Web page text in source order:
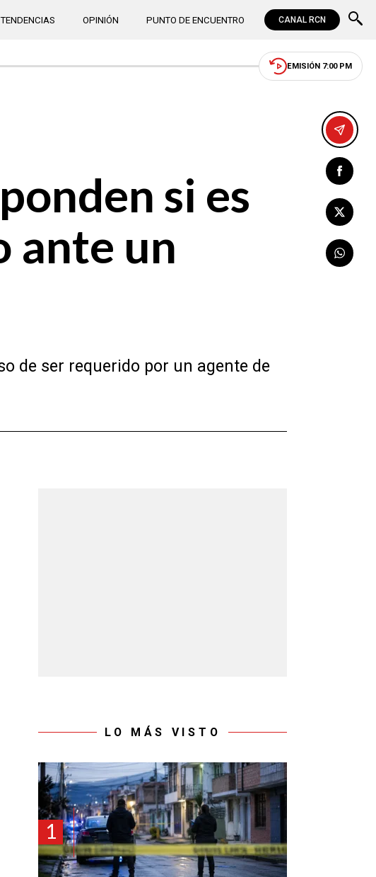
TENDENCIAS OPINIÓN PUNTO DE ENCUENTRO CANAL RCN
EMISIÓN 7:00 PM
si es
ante un
de ser requerido por un agente de
LO MÁS VISTO
1